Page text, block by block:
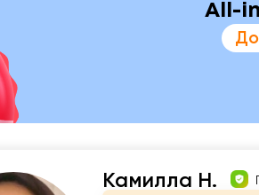
All-
Камилла Н.